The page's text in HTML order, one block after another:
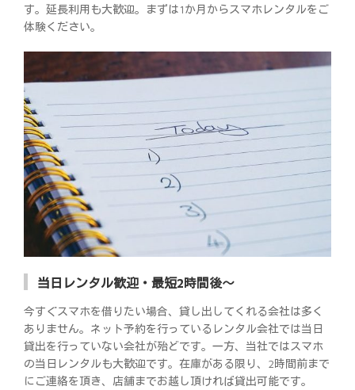
す。延長利用も大歓迎。まずは1か月からスマホレンタルをご
体験ください。
当日レンタル歓迎・最短2時間後～
今すぐスマホを借りたい場合、貸し出してくれる会社は多く
ありません。ネット予約を行っているレンタル会社では当日
貸出を行っていない会社が殆どです。一方、当社ではスマホ
の当日レンタルも大歓迎です。在庫がある限り、2時間前まで
にご連絡を頂き、店舗までお越し頂ければ貸出可能です。